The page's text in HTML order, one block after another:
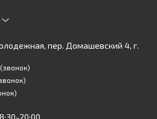
пер. Домашевский 4, г.
(звонок)
20:00